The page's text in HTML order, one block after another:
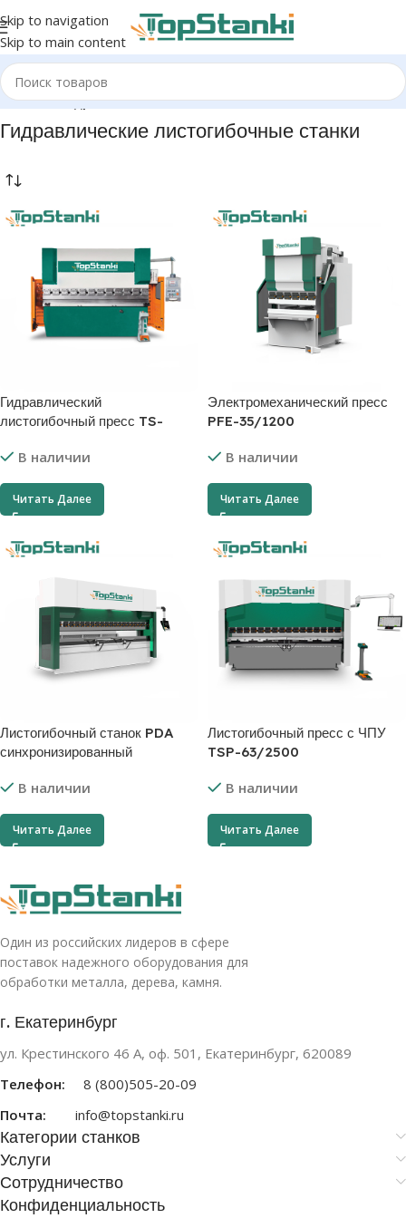
Skip to navigation
Skip to main content
Главная/Гидравлические листогибочные станки
Гидравлические листогибочные станки
Гидравлический
листогибочный пресс TS-
В наличии
Читать Далее
Электромеханический пресс
PFE-35/1200
В наличии
Читать Далее
Листогибочный станок PDA
синхронизированный
В наличии
Читать Далее
Листогибочный пресс с ЧПУ
TSP-63/2500
В наличии
Читать Далее
Один из российских лидеров в сфере
поставок надежного оборудования для
обработки металла, дерева, камня.
г. Екатеринбург
ул. Крестинского 46 А, оф. 501, Екатеринбург, 620089
Телефон:
8 (800)505-20-09
Почта:
info@topstanki.ru
Категории станков
Услуги
Сотрудничество
Конфиденциальность